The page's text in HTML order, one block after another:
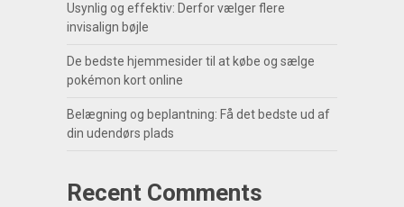
Usynlig og effektiv: Derfor vælger flere
invisalign bøjle
De bedste hjemmesider til at købe og sælge
pokémon kort online
Belægning og beplantning: Få det bedste ud af
din udendørs plads
Recent Comments